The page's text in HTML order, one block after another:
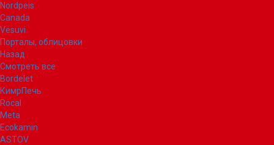
Nordpeis
Canada
Vesuvi
Порталы, облицовки
Назад
Смотреть все
Bordelet
КимрПечь
Rocal
Meta
Ecokamin
ASTOV